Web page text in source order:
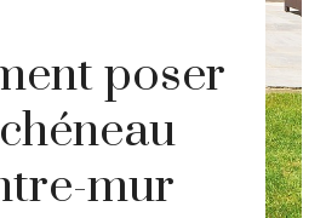
poser
mur